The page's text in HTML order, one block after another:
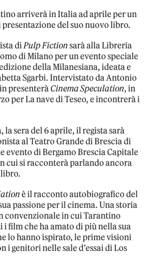
arriverà in Italia ad aprile per un
del suo nuovo libro.
diPulp Fictionsarà alla Libreria
di Milano per un evento speciale
della Milanesiana, ideata e
Sgarbi. Intervistato da Antonio
presenteràCinema Speculation, in
per La nave di Teseo, e incontrerà i
la sera del 6 aprile, il regista sarà
al Teatro Grande di Brescia di
evento di Bergamo Brescia Capitale
cui si racconterà parlando ancora
è il racconto autobiografico del
passione per il cinema. Una storia
convenzionale in cui Tarantino
film che ha amato di più nella sua
lo hanno ispirato, le prime visioni
i genitori nelle sale d’essai di Los